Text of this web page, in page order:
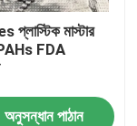
প্লাস্টিক মাস্টার
FDA
অনুসন্ধান পাঠান